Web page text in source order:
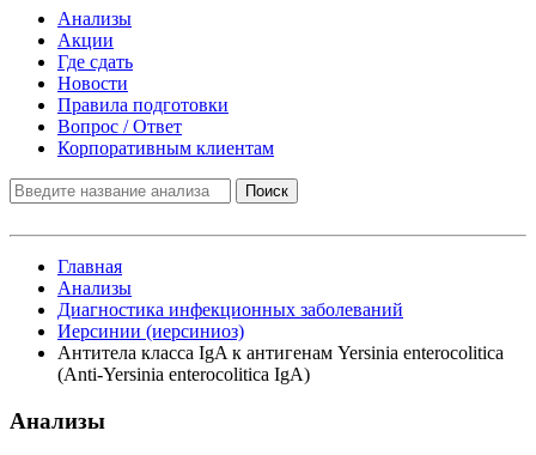
Анализы
Акции
Где сдать
Новости
Правила подготовки
Вопрос / Ответ
Корпоративным клиентам
Поиск
Главная
Анализы
Диагностика инфекционных заболеваний
Иерсинии (иерсиниоз)
Антитела класса IgA к антигенам Yersinia еnterocolitica
(Аnti-Yersinia enterocolitica IgA)
Анализы